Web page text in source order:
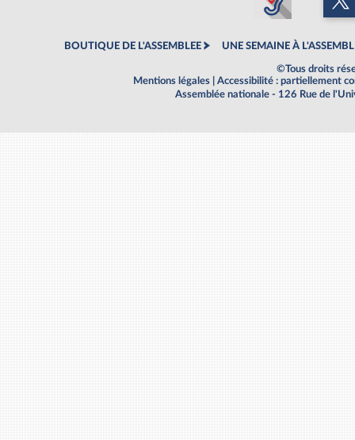
BOUTIQUE DE L'ASSEMBLEE UNE SEMAINE À
©Tous droits
Mentions légales
Accessibilité : partiellement
Assemblée nationale - 126 Rue de